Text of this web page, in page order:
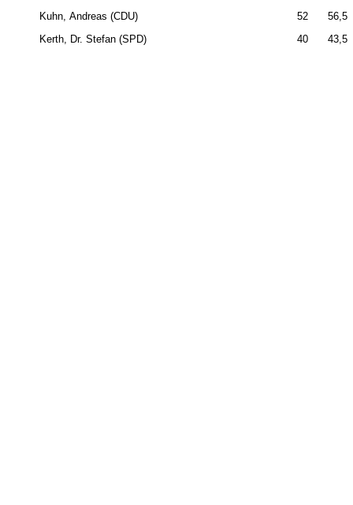
Kuhn, Andreas (CDU) 52
56,5
Kerth, Dr. Stefan (SPD)
40 43,5